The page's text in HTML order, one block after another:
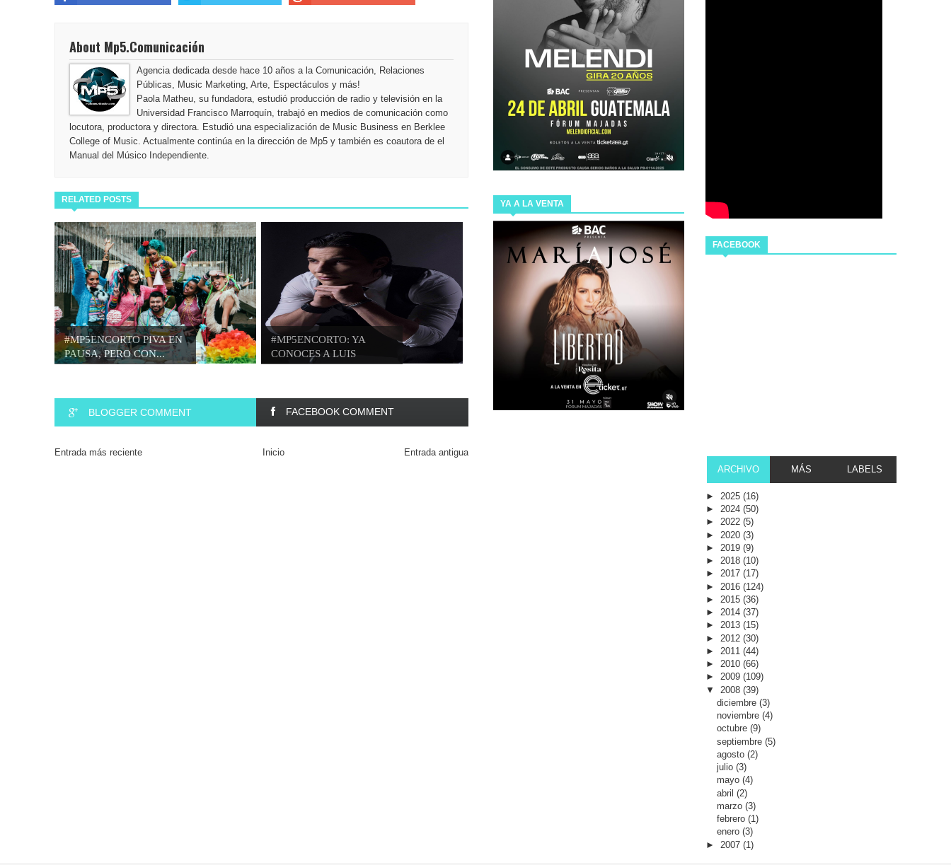
MARIA MERCEDES REGRESA A LA PANTALLA GRANDE Y ESTRENA EN CINES DE MÉXICO LA ALBERCA DE
YOKOI KENJI, MARCUS DANTUS, ISMAEL CALA Y “NUTRILLERMO” PRESENTARÁN EN GUATEMALA THE
MENTORS
Inaugurando musicalmente la temporada, damos la bienvenida a @miamcewenmusic con su disco “Mia’s
Favorite ChristmasSongs”
ARJONA, SECO, Y SU MANERA DE PERMANECER INMUNE
YA A LA VENTA
About Mp5.Comunicación
Agencia dedicada desde hace 10 años a la Comunicación, Relaciones
Públicas, Music Marketing, Arte, Espectáculos y más!
Paola Matheu, su fundadora, estudió producción de radio y televisión en la
Universidad Francisco Marroquín, trabajó en medios de comunicación como
locutora, productora y directora. Estudió una especialización de Music Business en Berklee
College of Music. Actualmente continúa en la dirección de Mp5 y también es coautora de el
Manual del Músico Independiente.
RELATED POSTS
#MP5ENCORTO PIVA EN
PAUSA, PERO CON...
#MP5ENCORTO: YA
CONOCES A LUIS
SARA...
BLOGGER COMMENT FACEBOOK COMMENT
Entrada más reciente Entrada antigua
Inicio
FACEBOOK
ARCHIVO MÁS LABELS
► 2025 (16)
► 2024 (50)
► 2022 (5)
► 2020 (3)
► 2019 (9)
► 2018 (10)
► 2017 (17)
► 2016 (124)
► 2015 (36)
► 2014 (37)
► 2013 (15)
► 2012 (30)
► 2011 (44)
► 2010 (66)
► 2009 (109)
▼ 2008 (39)
diciembre (3)
noviembre (4)
octubre (9)
septiembre (5)
agosto (2)
julio (3)
mayo (4)
abril (2)
marzo (3)
febrero (1)
enero (3)
► 2007 (1)